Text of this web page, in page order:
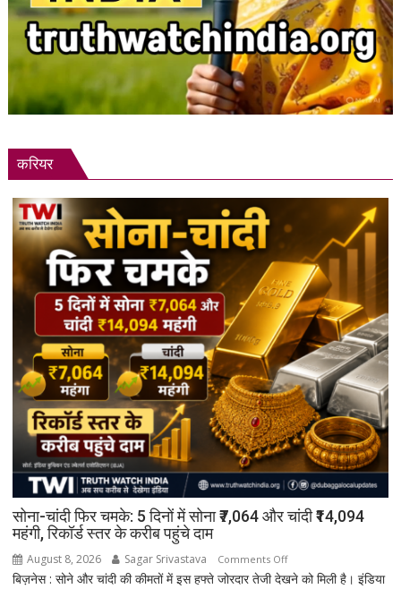
करियर
सोना-चांदी फिर चमके: 5 दिनों में सोना ₹7,064 और चांदी ₹14,094
महंगी, रिकॉर्ड स्तर के करीब पहुंचे दाम
August 8, 2026 Sagar Srivastava Comments Offon
सोना-
बिज़नेस : सोने और चांदी की कीमतों में इस हफ्ते जोरदार तेजी देखने को मिली है। इंडिया